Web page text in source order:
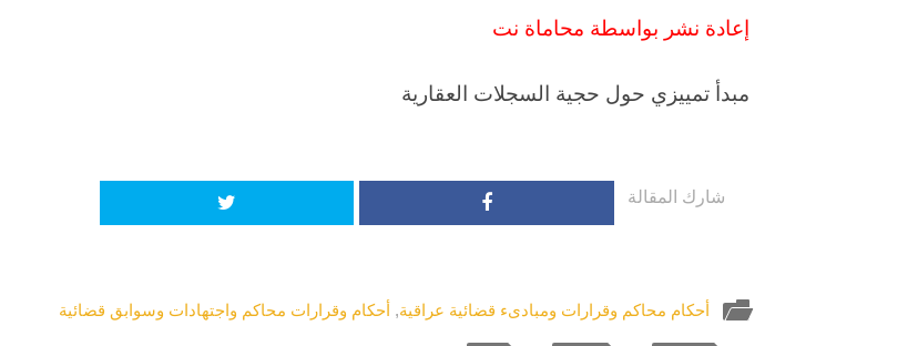
إعادة نشر بواسطة محاماة نت
مبدأ تمييزي حول حجية السجلات العقارية
شارك المقالة
أحكام محاكم وقرارات ومبادىء قضائية عراقية, أحكام وقرارات محاكم واجتهادات وسوابق قضائية